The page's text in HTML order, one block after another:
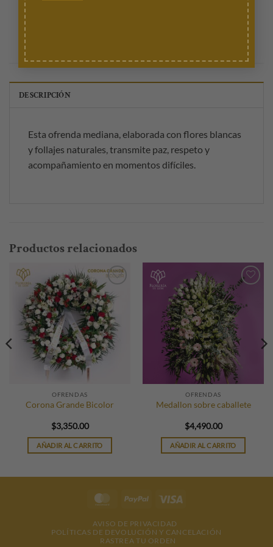
DESCRIPCIÓN
Esta ofrenda mediana, elaborada con flores blancas
y follajes naturales, transmite paz, respeto y
acompañamiento en momentos difíciles.
Productos relacionados
Añadir
a la
lista de
deseos
OFRENDAS
Corona Grande Bicolor
$3,350.00
AÑADIR AL CARRITO
lista de
deseos
OFRENDAS
Medallon sobre caballete
$4,490.00
AÑADIR AL CARRITO
MasterCardPayPal
AVISO DE PRIVACIDAD
POLÍTICAS DE DEVOLUCIÓN Y CANCELACIÓN
RASTREA TU ORDEN